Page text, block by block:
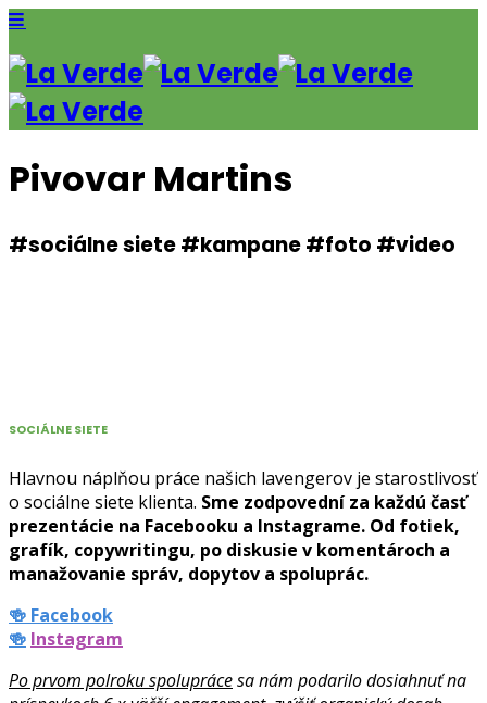
Pivovar Martins
#sociálne siete #kampane #foto #video
SOCIÁLNE SIETE
Hlavnou náplňou práce našich lavengerov je starostlivosť
o sociálne siete klienta. Sme zodpovední za každú časť
prezentácie na Facebooku a Instagrame. Od fotiek,
grafík, copywritingu, po diskusie v komentároch a
manažovanie správ, dopytov a spoluprác.
🍻 Facebook
🍻 Instagram
Po prvom polroku spoluprácesa nám podarilo dosiahnuť na